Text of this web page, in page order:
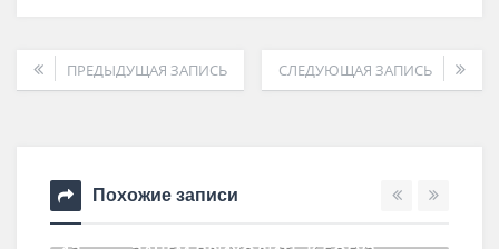
ПРЕДЫДУЩАЯ ЗАПИСЬ СЛЕДУЮЩАЯ ЗАПИСЬ
Похожие записи